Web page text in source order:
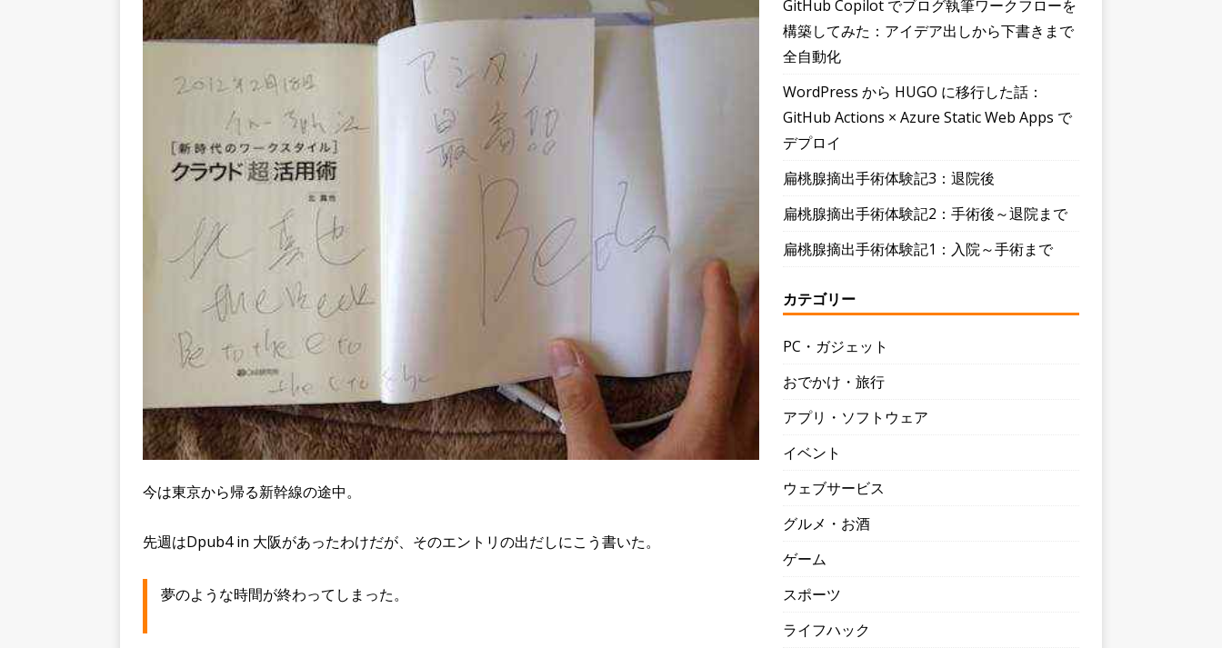
今は東京から帰る新幹線の途中。
先週はDpub4 in 大阪があったわけだが、そのエントリの出だしにこう書いた。
夢のような時間が終わってしまった。
GitHub Copilot でブログ執筆ワークフローを
構築してみた：アイデア出しから下書きまで
全自動化
WordPress から HUGO に移行した話：
GitHub Actions × Azure Static Web Apps で
デプロイ
扁桃腺摘出手術体験記3：退院後
扁桃腺摘出手術体験記2：手術後～退院まで
扁桃腺摘出手術体験記1：入院～手術まで
カテゴリー
PC・ガジェット
おでかけ・旅行
アプリ・ソフトウェア
イベント
ウェブサービス
グルメ・お酒
ゲーム
スポーツ
ライフハック